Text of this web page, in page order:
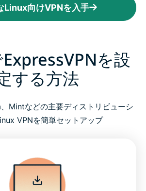
Linux向けVPNを入手
を設
する方法
Mintなどの主要ディストリビューシ
VPNを簡単セットアップ